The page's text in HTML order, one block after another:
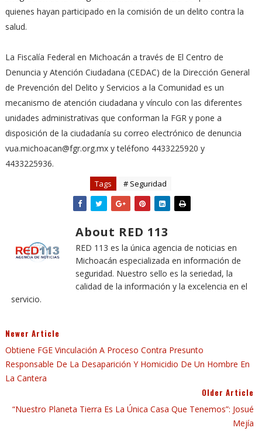
quienes hayan participado en la comisión de un delito contra la
salud.
La Fiscalía Federal en Michoacán a través de El Centro de
Denuncia y Atención Ciudadana (CEDAC) de la Dirección General
de Prevención del Delito y Servicios a la Comunidad es un
mecanismo de atención ciudadana y vínculo con las diferentes
unidades administrativas que conforman la FGR y pone a
disposición de la ciudadanía su correo electrónico de denuncia
vua.michoacan@fgr.org.mx y teléfono 4433225920 y
4433225936.
Tags # Seguridad
About RED 113
RED 113 es la única agencia de noticias en
Michoacán especializada en información de
seguridad. Nuestro sello es la seriedad, la
calidad de la información y la excelencia en el
servicio.
Newer Article
Obtiene FGE Vinculación A Proceso Contra Presunto
Responsable De La Desaparición Y Homicidio De Un Hombre En
La Cantera
Older Article
“Nuestro Planeta Tierra Es La Única Casa Que Tenemos”: Josué
Mejía